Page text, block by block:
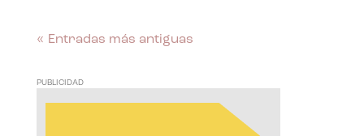
« Entradas más antiguas
PUBLICIDAD